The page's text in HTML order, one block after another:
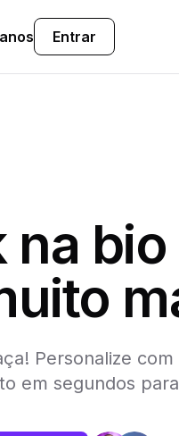
Entrar
na
Personalize
em segundos